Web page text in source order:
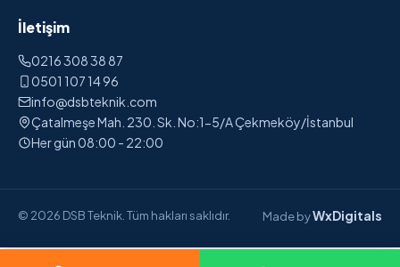
İletişim
0216 308 38 87
0501 107 14 96
info@dsbteknik.com
Çatalmeşe Mah. 230. Sk. No:1-5/A Çekmeköy/İstanbul
Her gün 08:00 - 22:00
© 2026 DSB Teknik. Tüm hakları saklıdır. Made byWxDigitals